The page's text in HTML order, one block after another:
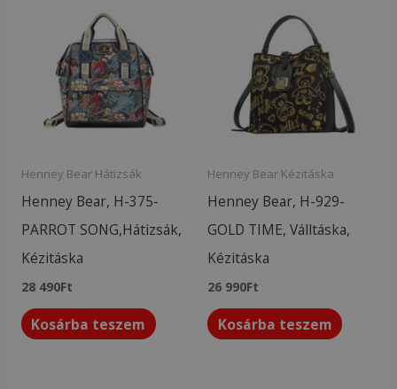
Henney Bear Hátizsák
Henney Bear, H-375-
PARROT SONG,Hátizsák,
Kézitáska
28 490Ft
Kosárba teszem
Henney Bear Kézitáska
Henney Bear, H-929-
GOLD TIME, Válltáska,
Kézitáska
26 990Ft
Kosárba teszem